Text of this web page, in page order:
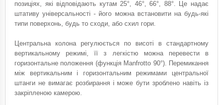
позиціях, які відповідають кутам 25°, 46°, 66°, 88°. Це надає
штативу універсальності - його можна встановити на будь-які
типи поверхонь, будь то сходи, або схил гори.
Центральна колона регулюється по висоті в стандартному
вертикальному режимі, її з легкістю можна перевести в
горизонтальне положення (функція Manfrotto 90°). Перемикання
між вертикальним і горизонтальним режимами центральної
штанги не вимагає розбирання і може бути зроблено навіть із
закріпленою камерою.